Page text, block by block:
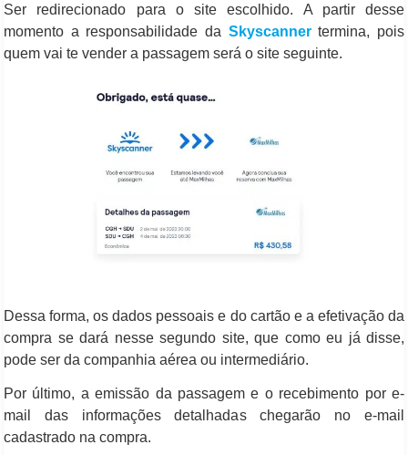
Ser redirecionado para o site escolhido. A partir desse
momento a responsabilidade da Skyscannertermina, pois
quem vai te vender a passagem será o site seguinte.
Dessa forma, os dados pessoais e do cartão e a efetivação da
compra se dará nesse segundo site, que como eu já disse,
pode ser da companhia aérea ou intermediário.
Por último, a emissão da passagem e o recebimento por e-
mail das informações detalhadas chegarão no e-mail
cadastrado na compra.